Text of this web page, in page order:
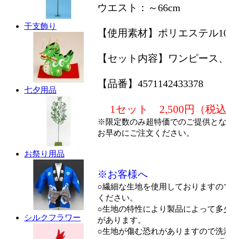
干支飾り
七夕用品
お祭り用品
シルクフラワー
ウエスト：～66cm
【使用素材】ポリエステル
【セット内容】ワンピース
【品番】4571142433378
1セット 2,500円（税
※限定数のみ超特価でのご提供と
お早めにご注文ください。
※お客様へ
○繊細な生地を使用しております
ください。
○生地の特性により製品によって
があります。
○生地が傷む恐れがありますので